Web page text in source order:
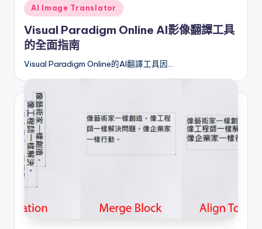
g
h
t
s
&
S
o
f
t
w
a
Posted
in
AI Image Translator
Visual Paradigm Online AI影像翻譯工具
的全面指南
Visual Paradigm Online的AI翻譯工具因…